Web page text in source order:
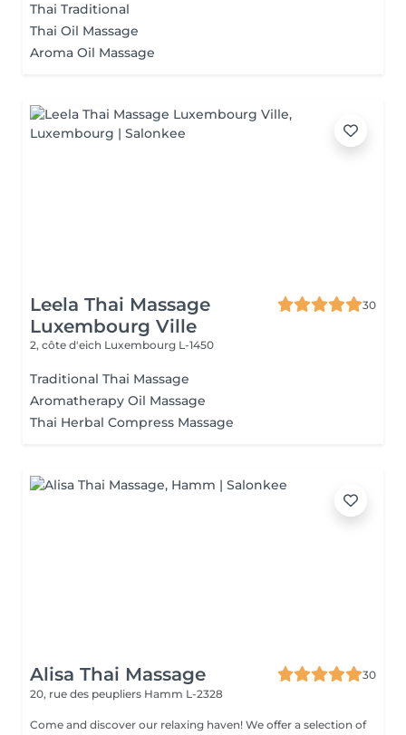
Thai Traditional
Thai Oil Massage
Aroma Oil Massage
Leela Thai Massage
Luxembourg Ville
30
2, côte d'eich Luxembourg L-1450
Traditional Thai Massage
Aromatherapy Oil Massage
Thai Herbal Compress Massage
Alisa Thai Massage
30
20, rue des peupliers Hamm L-2328
Come and discover our relaxing haven! We offer a selection of